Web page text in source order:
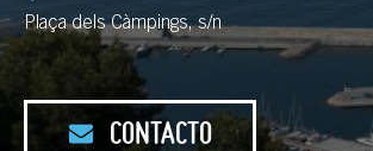
Plaça dels Càmpings, s/n
CONTACTO